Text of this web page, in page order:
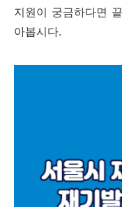
지원이 궁금하다면
아봅시다.